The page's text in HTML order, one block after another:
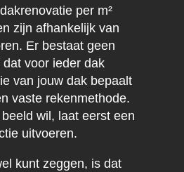
per m²
zijn afhankelijk van
Er bestaat geen
voor ieder dak
van jouw dak bepaalt
vaste rekenmethode.
wil, laat eerst een
uitvoeren.
kunt zeggen, is dat